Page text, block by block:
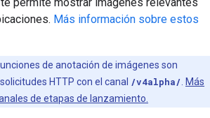
Más información sobre estos
de anotación de imágenes son
HTTP con el canal /v4alpha/ Más
de etapas de lanzamiento.